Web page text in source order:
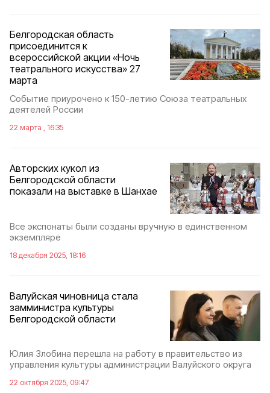
Белгородская область
присоединится к
всероссийской акции «Ночь
театрального искусства» 27
марта
Событие приурочено к 150-летию Союза театральных
деятелей России
22 марта , 16:35
Авторских кукол из
Белгородской области
показали на выставке в Шанхае
Все экспонаты были созданы вручную в единственном
экземпляре
18 декабря 2025, 18:16
Валуйская чиновница стала
замминистра культуры
Белгородской области
Юлия Злобина перешла на работу в правительство из
управления культуры администрации Валуйского округа
22 октября 2025, 09:47